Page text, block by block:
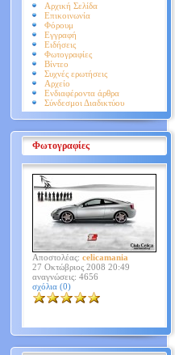
Αρχική Σελίδα
Επικοινωνία
Φόρουμ
Εγγραφή
Ειδήσεις
Φωτογραφίες
Βίντεο
Συχνές ερωτήσεις
Αρχείο
Ενδιαφέροντα άρθρα
Σύνδεσμοι Διαδικτύου
Φωτογραφίες
Αποστολέας: celicamania
27 Οκτώβριος 2008 20:49
αναγνώσεις: 4656
σχόλια (0)